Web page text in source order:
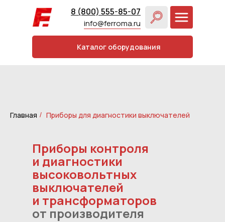
8 (800) 555-85-07
info@ferroma.ru
Каталог оборудования
Главная / Приборы для диагностики выключателей
Приборы контроля
и диагностики
высоковольтных
выключателей
и трансформаторов
от производителя